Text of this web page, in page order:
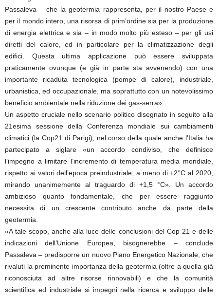
Passaleva – che la geotermia rappresenta, per il nostro Paese e
per il mondo intero, una risorsa di prim’ordine sia per la produzione
di energia elettrica e sia – in modo molto più esteso – per gli usi
diretti del calore, ed in particolare per la climatizzazione degli
edifici. Questa ultima applicazione può essere sviluppata
praticamente ovunque (e già in parte sta avvenendo) con una
importante ricaduta tecnologica (pompe di calore), industriale,
urbanistica, ed occupazionale, ma soprattutto con un notevolissimo
beneficio ambientale nella riduzione dei gas-serra».
Un aspetto cruciale nello scenario politico disegnato in seguito alla
21esima sessione della Conferenza mondiale sui cambiamenti
climatici (la Cop21 di Parigi), nel corso della quale anche l’Italia ha
partecipato a siglare «un accordo condiviso, che definisce
l’impegno a limitare l’incremento di temperatura media mondiale,
rispetto ai valori dell’epoca preindustriale, a meno di +2°C al 2020,
mirando unanimemente al traguardo di +1,5 °C». Un accordo
ambizioso quanto fondamentale, che per essere raggiunto
necessita di un crescente contributo anche da parte della
geotermia.
«A tale scopo, anche alla luce delle conclusioni del Cop 21 e delle
indicazioni dell’Unione Europea, bisognerebbe – conclude
Passaleva – predisporre un nuovo Piano Energetico Nazionale, che
rivaluti la preminente importanza della geotermia (oltre a quella già
riconosciuta ad altre risorse rinnovabili) e che la comunità
scientifica ed industriale si impegni nella ricerca e sviluppo delle